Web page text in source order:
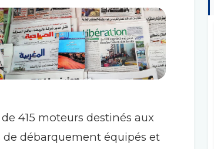
415 moteurs destinés aux
débarquement équipés et